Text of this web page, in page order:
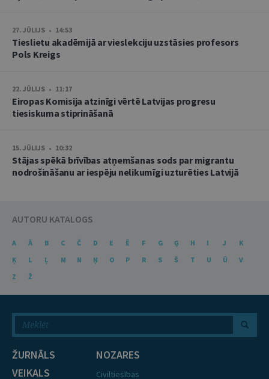
27. JŪLIJS • 14:53
Tieslietu akadēmijā ar vieslekciju uzstāsies profesors
Pols Kreigs
22. JŪLIJS • 11:17
Eiropas Komisija atzinīgi vērtē Latvijas progresu
tiesiskuma stiprināšanā
15. JŪLIJS • 10:32
Stājas spēkā brīvības atņemšanas sods par migrantu
nodrošināšanu ar iespēju nelikumīgi uzturēties Latvijā
AUTORU KATALOGS
A Ā B C Č D E Ē F G Ģ H I J
K
Ķ
L Ļ M N Ņ O P R S Š T U Ū
V
Z
Ž
ŽURNĀLS
VEIKALS
NOZARES
Civiltiesības